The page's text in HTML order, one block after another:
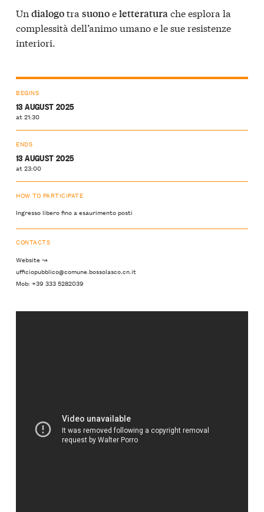
Un dialogotra suonoeletteraturache esplora la
complessità dell’animo umano e le sue resistenze
interiori.
BEGINS
13 AUGUST 2025
at 21:30
ENDS
13 AUGUST 2025
at 23:00
HOW TO PARTICIPATE
Ingresso libero fino a esaurimento posti
CONTACTS
Website ↝
ufficiopubblico@comune.bossolasco.cn.it
Mob: +39 333 5282039